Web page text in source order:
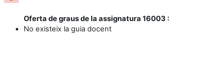
Oferta de graus de la assignatura 16003 :
No existeix la guia docent